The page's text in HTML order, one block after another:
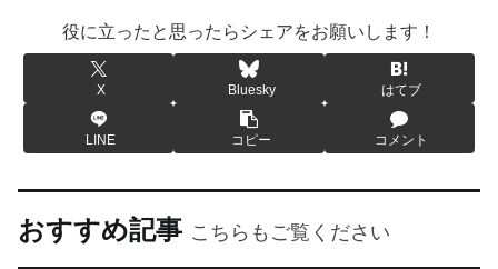
役に立ったと思ったらシェアをお願いします！
X Bluesky はてブ
LINE コピー コメント
おすすめ記事 こちらもご覧ください